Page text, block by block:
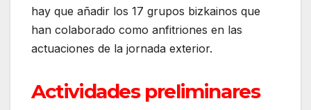
hay que añadir los 17 grupos bizkainos que
han colaborado como anfitriones en las
actuaciones de la jornada exterior.
Actividades preliminares